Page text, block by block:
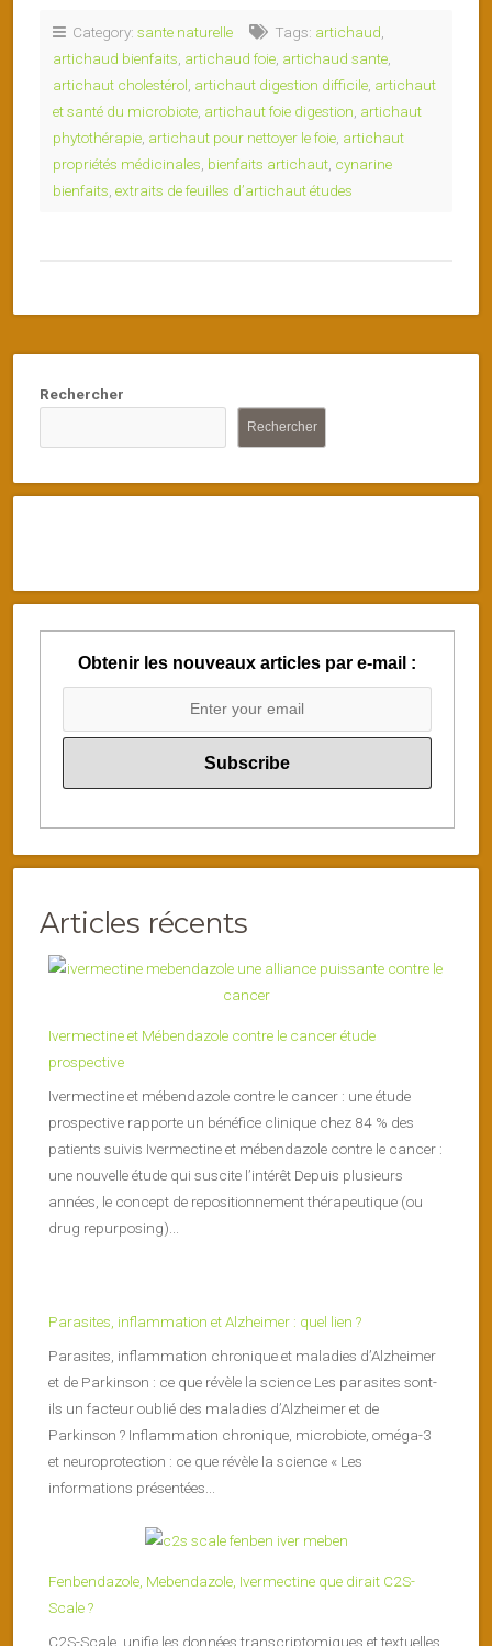
Category: sante naturelle Tags: artichaud
artichaud bienfaits artichaud foie artichaud sante
artichaut cholestérol artichaut digestion difficile artichaut
et santé du microbiote artichaut foie digestion artichaut
phytothérapie artichaut pour nettoyer le foie artichaut
propriétés médicinales bienfaits artichaut cynarine
bienfaits extraits de feuilles d’artichaut études
Rechercher
Rechercher
Obtenir les nouveaux articles par e-mail :
Articles récents
Ivermectine et Mébendazole contre le cancer étude
prospective
Ivermectine et mébendazole contre le cancer : une étude
prospective rapporte un bénéfice clinique chez 84 % des
patients suivis Ivermectine et mébendazole contre le cancer :
une nouvelle étude qui suscite l’intérêt Depuis plusieurs
années, le concept de repositionnement thérapeutique (ou
drug repurposing)...
Parasites, inflammation et Alzheimer : quel lien ?
Parasites, inflammation chronique et maladies d’Alzheimer
et de Parkinson : ce que révèle la science Les parasites sont-
ils un facteur oublié des maladies d’Alzheimer et de
Parkinson ? Inflammation chronique, microbiote, oméga-3
et neuroprotection : ce que révèle la science « Les
informations présentées...
Fenbendazole, Mebendazole, Ivermectine que dirait C2S-
Scale ?
C2S-Scale unifie les données transcriptomiques et textuelles